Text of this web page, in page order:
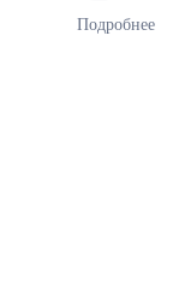
Подробнее